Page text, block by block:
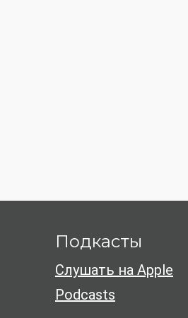
Подкасты
Слушать на Apple
Podcasts